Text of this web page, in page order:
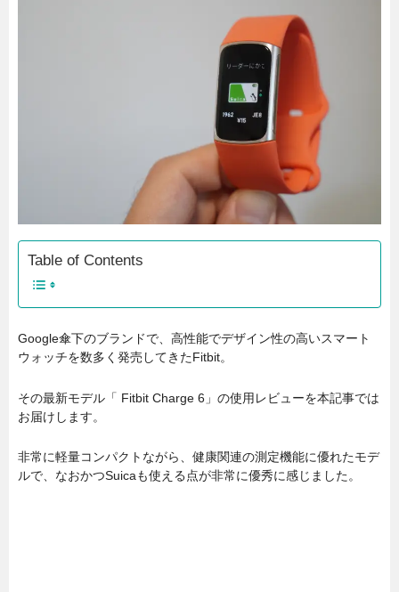
Table of Contents
Google傘下のブランドで、高性能でデザイン性の高いスマート
ウォッチを数多く発売してきたFitbit。
その最新モデル「 Fitbit Charge 6」の使用レビューを本記事では
お届けします。
非常に軽量コンパクトながら、健康関連の測定機能に優れたモデ
ルで、なおかつSuicaも使える点が非常に優秀に感じました。